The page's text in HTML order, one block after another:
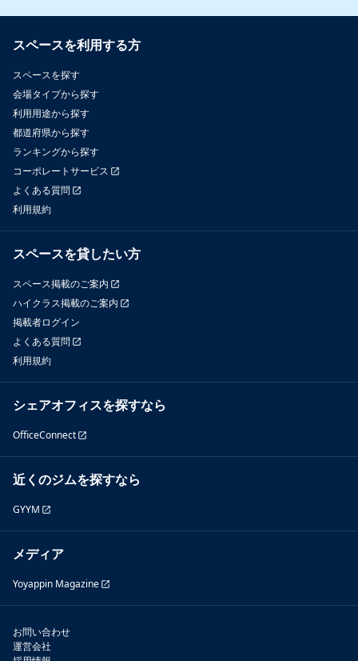
スペースを利用する方
スペースを探す
会場タイプから探す
利用用途から探す
都道府県から探す
ランキングから探す
コーポレートサービス
よくある質問
利用規約
スペースを貸したい方
スペース掲載のご案内
ハイクラス掲載のご案内
掲載者ログイン
よくある質問
利用規約
シェアオフィスを探すなら
OfficeConnect
近くのジムを探すなら
GYYM
メディア
Yoyappin Magazine
お問い合わせ
運営会社